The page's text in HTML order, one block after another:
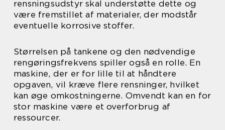
rensningsudstyr skal understøtte dette og
være fremstillet af materialer, der modstår
eventuelle korrosive stoffer.
Størrelsen på tankene og den nødvendige
rengøringsfrekvens spiller også en rolle. En
maskine, der er for lille til at håndtere
opgaven, vil kræve flere rensninger, hvilket
kan øge omkostningerne. Omvendt kan en for
stor maskine være et overforbrug af
ressourcer.